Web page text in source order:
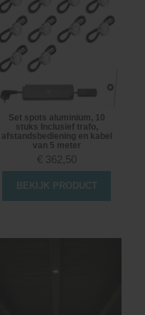
Set spots aluminium, 10
stuks Inclusief trafo,
afstandsbediening en kabel
van 5 meter
€ 362,50
BEKIJK PRODUCT